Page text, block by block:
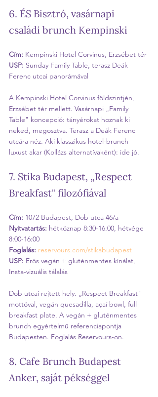
6. ÉS Bisztró, vasárnapi
családi brunch Kempinski
Cím: Kempinski Hotel Corvinus, Erzsébet tér
USP: Sunday Family Table, terasz Deák
Ferenc utcai panorámával
A Kempinski Hotel Corvinus földszintjén,
Erzsébet tér mellett. Vasárnapi „Family
Table" koncepció: tányérokat hoznak ki
neked, megosztva. Terasz a Deák Ferenc
utcára néz. Aki klasszikus hotel-brunch
luxust akar (Kollázs alternatívaként): ide jó.
7. Stika Budapest, „Respect
Breakfast" filozófiával
Cím: 1072 Budapest, Dob utca 46/a
Nyitvatartás: hétköznap 8:30-16:00, hétvége
8:00-16:00
Foglalás: reservours.com/stikabudapest
USP: Erős vegán + gluténmentes kínálat,
Insta-vizuális tálalás
Dob utcai rejtett hely. „Respect Breakfast"
mottóval, vegán quesadilla, açaí bowl, full
breakfast plate. A vegán + gluténmentes
brunch egyértelmű referenciapontja
Budapesten. Foglalás Reservours-on.
8. Cafe Brunch Budapest
Anker, saját pékséggel